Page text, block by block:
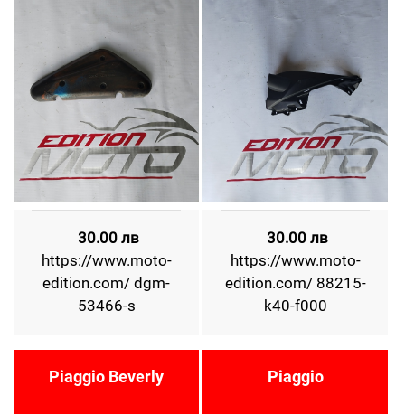
30.00 лв
https://www.moto-
edition.com/ dgm-
53466-s
30.00 лв
https://www.moto-
edition.com/ 88215-
k40-f000
Piaggio Beverly Piaggio